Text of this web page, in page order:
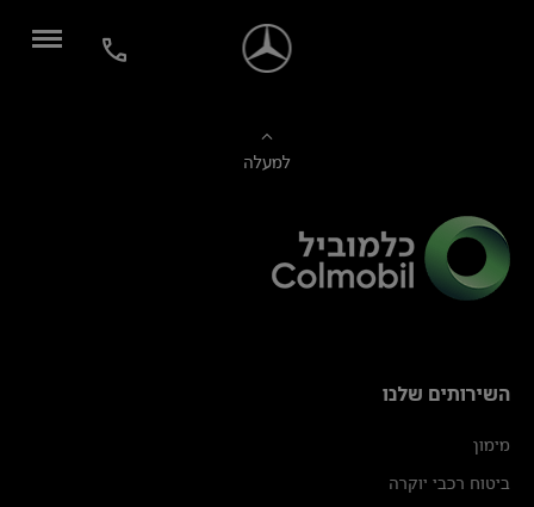
למעלה
השירותים שלנו
מימון
ביטוח רכבי יוקרה